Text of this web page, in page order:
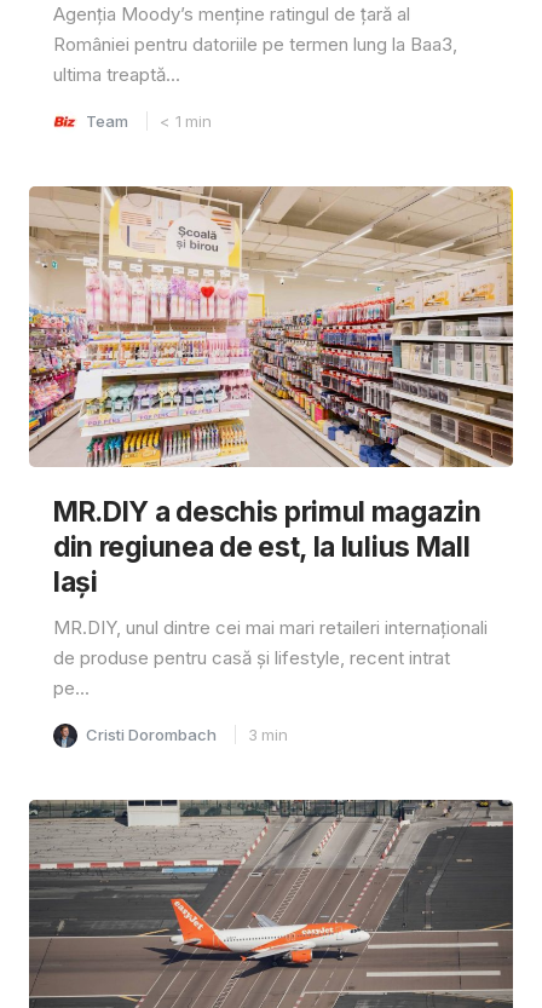
Agenția Moody’s menține ratingul de țară al
României pentru datoriile pe termen lung la Baa3,
ultima treaptă...
Team < 1 min
MR.DIY a deschis primul magazin
din regiunea de est, la Iulius Mall
Iași
MR.DIY, unul dintre cei mai mari retaileri internaționali
de produse pentru casă și lifestyle, recent intrat
pe...
Cristi Dorombach 3 min